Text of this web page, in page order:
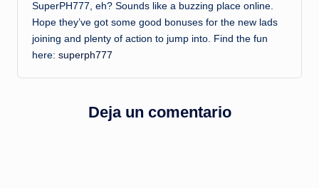
SuperPH777, eh? Sounds like a buzzing place online.
Hope they’ve got some good bonuses for the new lads
joining and plenty of action to jump into. Find the fun
here: superph777
Deja un comentario